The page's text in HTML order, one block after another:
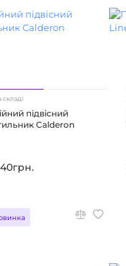
складі
підвісний
Calderon